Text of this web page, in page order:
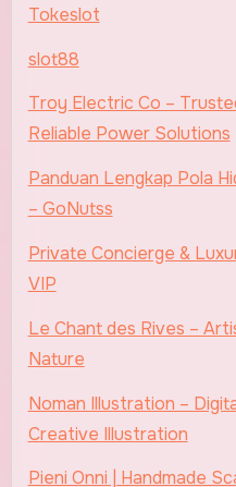
Tokeslot
slot88
Troy Electric Co –
Reliable Power Solutions
Panduan Lengkap Pola
– GoNutss
Private Concierge &
VIP
Le Chant des Rives –
Nature
Noman Illustration –
Creative Illustration
Pieni Onni | Handmade